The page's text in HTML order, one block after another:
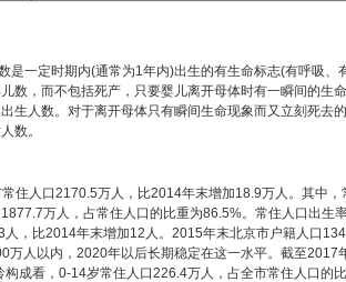
一定时期内(通常为1年内)出生的有生命标志(有呼吸、
数，而不包括死产，只要婴儿离开母体时有一瞬间的生
生人数。对于离开母体只有瞬间生命现象而又立刻死去
数。
人口2170.5万人，比2014年末增加18.9万人。其中，
1877.7万人，占常住人口的比重为86.5%。常住人口出
人，比2014年末增加12人。2015年末北京市户籍人口
万人以内，2020年以后长期稳定在这一水平。截至2017
构成看，0-14岁常住人口226.4万人，占全市常住人口